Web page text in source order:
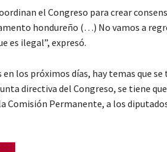
el Congreso para crear
hondureño (…) No vamos a
es ilegal”, expresó.
en los próximos días, hay temas que se
directiva del Congreso, se tiene
Comisión Permanente, a los